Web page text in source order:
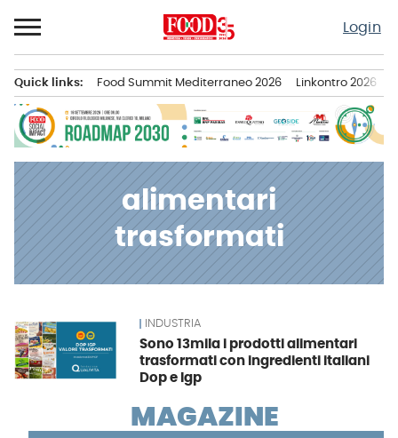
al
contenuto
Login
principale
Quick links: Food Summit Mediterraneo 2026 Linkontro 2026
alimentari
trasformati
News INDUSTRIA
Sono 13mila i prodotti alimentari
trasformati con ingredienti italiani
Dop e Igp
MAGAZINE